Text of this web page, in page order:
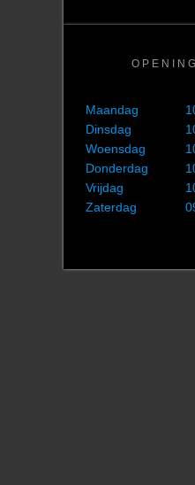
Maandag
Dinsdag
Woensdag
Donderdag
Vrijdag
Zaterdag